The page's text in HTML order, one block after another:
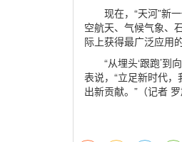
现在，“天河”新
空航天、气候气象、
际上获得最广泛应用
“从埋头‘跟跑’到
表说，“立足新时代
出新贡献。”（记者 罗